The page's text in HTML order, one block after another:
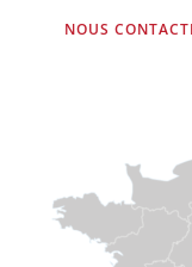
NOUS